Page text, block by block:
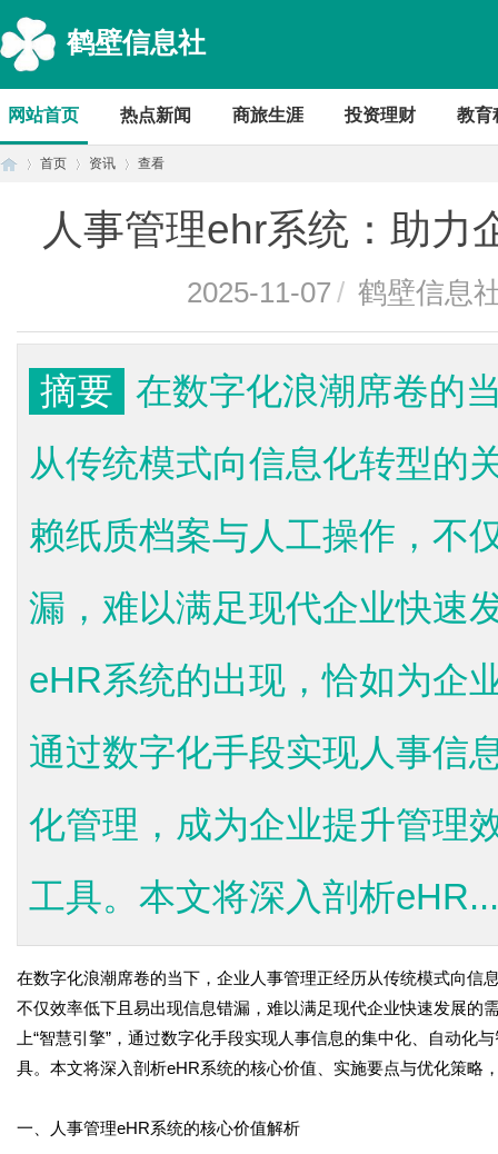
鹤壁信息社
网站首页 热点新闻 商旅生涯 投资理财 教育
首页 资讯 查看
人事管理ehr系统：助力
2025-11-07 / 鹤壁信息
摘要 在数字化浪潮席卷的
从传统模式向信息化转型的
赖纸质档案与人工操作，不
漏，难以满足现代企业快速
eHR系统的出现，恰如为企
通过数字化手段实现人事信
化管理，成为企业提升管理
工具。本文将深入剖析eHR...
在数字化浪潮席卷的当下，企业人事管理正经历从传统模式向信
不仅效率低下且易出现信息错漏，难以满足现代企业快速发展的
上“智慧引擎”，通过数字化手段实现人事信息的集中化、自动
具。本文将深入剖析eHR系统的核心价值、实施要点与优化策略
一、人事管理eHR系统的核心价值解析